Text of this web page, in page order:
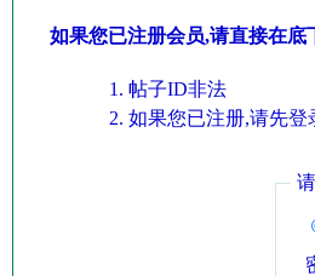
如果您已注册会员,请直接在
帖子ID非法
如果您已注册,请先登